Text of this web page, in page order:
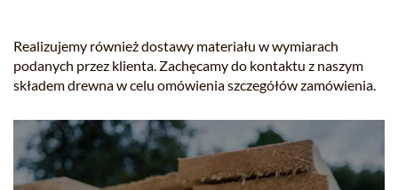
Realizujemy również dostawy materiału w wymiarach
podanych przez klienta. Zachęcamy do kontaktu z naszym
składem drewna w celu omówienia szczegółów zamówienia.